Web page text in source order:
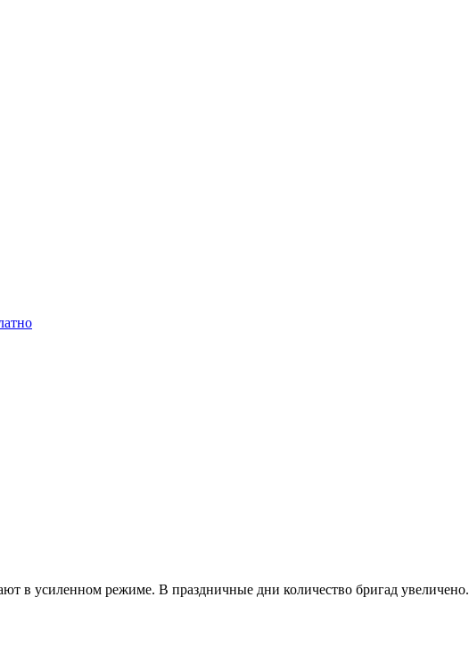
в усиленном режиме. В праздничные дни количество бригад увеличено.